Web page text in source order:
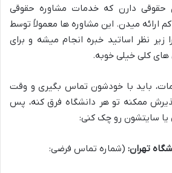
حقوقی دارن که خدمات مشاوره حقوقی
کم ارائه میدن. این مشاوره ها معمولاً توسط
زیر نظر اساتید خبره انجام میشه و برای
های کلی خیلی خوبه.
باید با خودشون تماس بگیری و وقت
ممکنه تو هر دانشگاه فرق کنه، پس
یا سایتشون رو چک کنی:
تهران: (شماره تماس فرضی: